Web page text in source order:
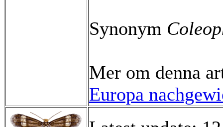
Synonym
Mer om denna
Europa